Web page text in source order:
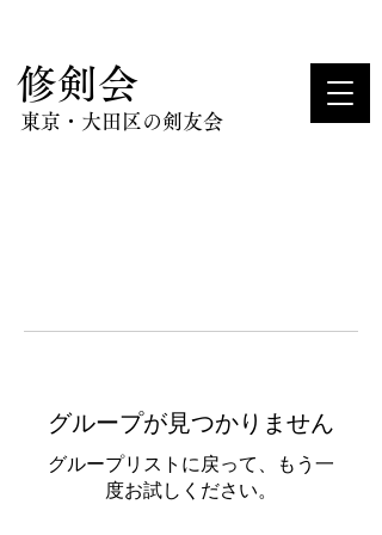
​修剣会
東京・大田区の剣友会
グループが見つかりません
グループリストに戻って、もう一
度お試しください。